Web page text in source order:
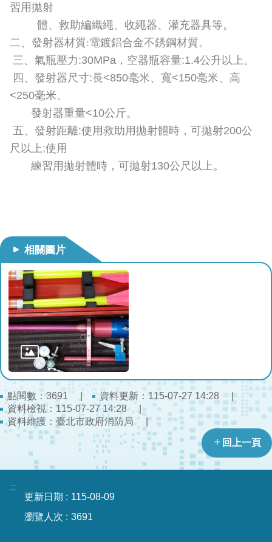
導
下
載
專
民
力
資
訊
公
開
公
文
公
開
專
區
統
計
資
專
區
習用拋射
體、救助編織繩、收繩器、灌充器具等。
二、發射器材質:電鍍鋁合金不銹鋼材質。
三、氣瓶壓力:30MPa，空器瓶容量:1.4公升以上。
四、發射器尺寸:長<850毫米、寬<150毫米、高
<250毫米、
發射器重量<10公斤。
五、發射距離:使用救助用拋射體時，可拋射200公
尺以上;使用
練習用拋射體時，可拋射130公尺以上。
相關圖片
點閱數：3691
資料更新：115-07-27 14:28
資料檢視：115-07-27 14:28
資料維護：臺北市政府消防局
回上一頁
:::
更新日期
115-08-09
瀏覽人次
3691